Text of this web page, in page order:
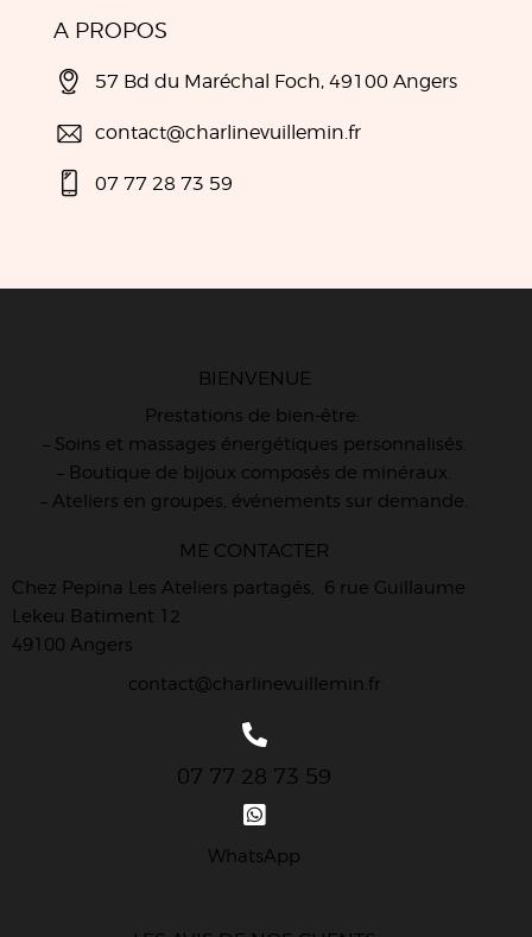
A PROPOS
57 Bd du Maréchal Foch, 49100 Angers
contact@charlinevuillemin.fr
07 77 28 73 59
BIENVENUE
Prestations de bien-être:
– Soins et massages énergétiques personnalisés.
– Boutique de bijoux composés de minéraux.
– Ateliers en groupes, événements sur demande.
ME CONTACTER
Chez Pepina Les Ateliers partagés, 6 rue Guillaume
Lekeu Batiment 12
49100 Angers
contact@charlinevuillemin.fr
07 77 28 73 59
WhatsApp